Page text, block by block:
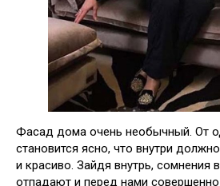
Фасад дома очень необычный. От
становится ясно, что внутри
и красиво. Зайдя внутрь, сомнения
отпадают и перед нами